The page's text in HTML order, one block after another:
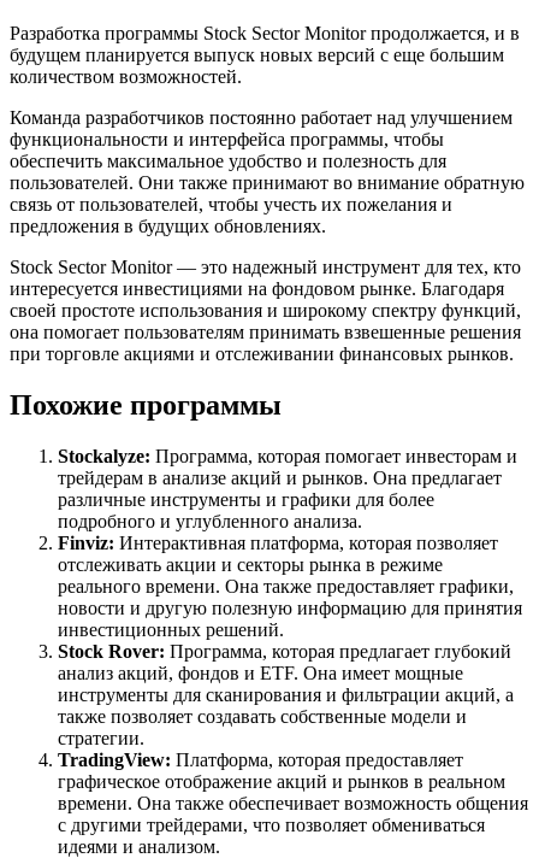
Разработка программы Stock Sector Monitor продолжается, и в
будущем планируется выпуск новых версий с еще большим
количеством возможностей.
Команда разработчиков постоянно работает над улучшением
функциональности и интерфейса программы, чтобы
обеспечить максимальное удобство и полезность для
пользователей. Они также принимают во внимание обратную
связь от пользователей, чтобы учесть их пожелания и
предложения в будущих обновлениях.
Stock Sector Monitor — это надежный инструмент для тех, кто
интересуется инвестициями на фондовом рынке. Благодаря
своей простоте использования и широкому спектру функций,
она помогает пользователям принимать взвешенные решения
при торговле акциями и отслеживании финансовых рынков.
Похожие программы
Stockalyze: Программа, которая помогает инвесторам и
трейдерам в анализе акций и рынков. Она предлагает
различные инструменты и графики для более
подробного и углубленного анализа.
Finviz: Интерактивная платформа, которая позволяет
отслеживать акции и секторы рынка в режиме
реального времени. Она также предоставляет графики,
новости и другую полезную информацию для принятия
инвестиционных решений.
Stock Rover: Программа, которая предлагает глубокий
анализ акций, фондов и ETF. Она имеет мощные
инструменты для сканирования и фильтрации акций, а
также позволяет создавать собственные модели и
стратегии.
TradingView: Платформа, которая предоставляет
графическое отображение акций и рынков в реальном
времени. Она также обеспечивает возможность общения
с другими трейдерами, что позволяет обмениваться
идеями и анализом.